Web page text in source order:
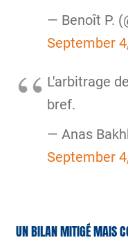
— Benoît P.
September
L'arbitrage
bref.
— Аnas
September
UN BILAN MITIGÉ MAIS